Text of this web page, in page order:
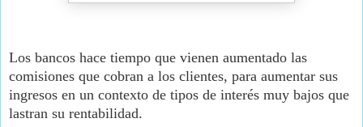
Los bancos hace tiempo que vienen aumentado las
comisiones que cobran a los clientes, para aumentar sus
ingresos en un contexto de tipos de interés muy bajos que
lastran su rentabilidad.